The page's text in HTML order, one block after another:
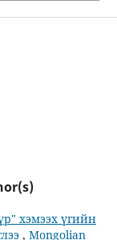
хэмээх үгийн
, Mongolian